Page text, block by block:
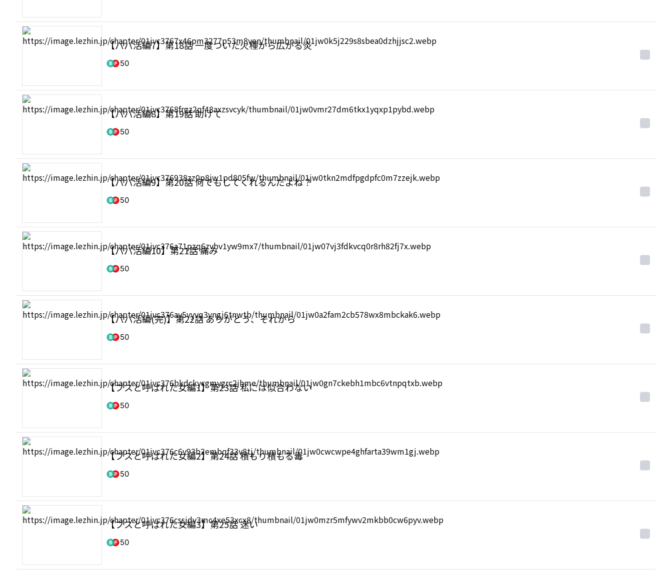
【パパ活編7】第18話 一度ついた火種から広がる炎
50
【パパ活編8】第19話 助けて
50
【パパ活編9】第20話 何でもしてくれるんだよね？
50
【パパ活編10】第21話 痛み
50
【パパ活編(完)】第22話 ありがとう、それから
50
【ブスと呼ばれた女編1】第23話 私には似合わない
50
【ブスと呼ばれた女編2】第24話 積もり積もる毒
50
【ブスと呼ばれた女編3】第25話 迷い
50